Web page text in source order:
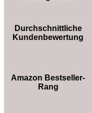
Durchschnittliche
Kundenbewertung
Amazon Bestseller-
Rang